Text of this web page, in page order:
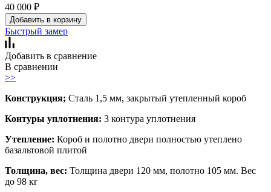
40 000 ₽
Добавить в корзину
Быстрый замер
Добавить в сравнение
В сравнении
>>
Конструкция; Сталь 1,5 мм, закрытый утепленный короб
Контуры уплотнения: 3 контура уплотнения
Утепление: Короб и полотно двери полностью утеплено
базальтовой плитой
Толщина, вес: Толщина двери 120 мм, полотно 105 мм. Вес
до 98 кг